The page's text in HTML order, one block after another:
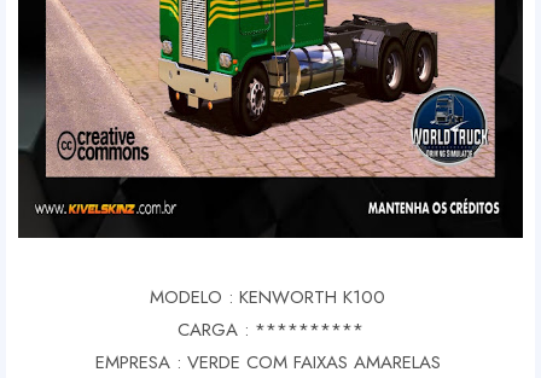
MODELO : KENWORTH K100
CARGA : **********
EMPRESA : VERDE COM FAIXAS AMARELAS